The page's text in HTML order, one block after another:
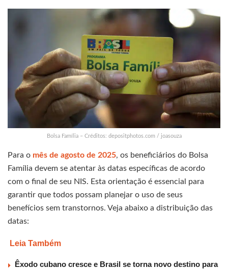
Bolsa Família – Créditos: depositphotos.com / joasouza
Para o mês de agosto de 2025, os beneficiários do Bolsa
Família devem se atentar às datas específicas de acordo
com o final de seu NIS. Esta orientação é essencial para
garantir que todos possam planejar o uso de seus
benefícios sem transtornos. Veja abaixo a distribuição das
datas:
Leia Também
Êxodo cubano cresce e Brasil se torna novo destino para